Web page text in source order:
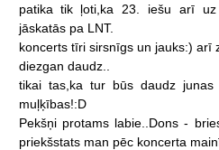
patika tik ļoti,ka 23. iešu arī uz
jāskatās pa LNT.
koncerts tīri sirsnīgs un jauks:) arī
diezgan daudz..
tikai tas,ka tur būs daudz junas
muļķības!:D
Pekšņi protams labie..Dons -
priekšstats man pēc koncerta